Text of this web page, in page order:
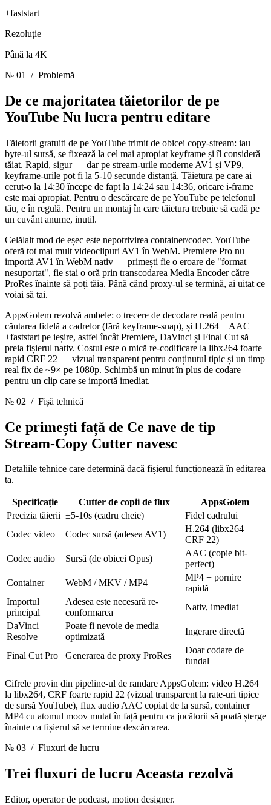
+faststart
Rezoluţie
Până la 4K
№ 01
/ Problemă
De ce majoritatea tăietorilor de pe
YouTube Nu lucra pentru editare
Tăietorii gratuiti de pe YouTube trimit de obicei copy-stream: iau
byte-ul sursă, se fixează la cel mai apropiat keyframe și îl consideră
tăiat. Rapid, sigur — dar pe stream-urile moderne AV1 și VP9,
keyframe-urile pot fi la 5-10 secunde distanță. Tăietura pe care ai
cerut-o la 14:30 începe de fapt la 14:24 sau 14:36, oricare i-frame
este mai apropiat. Pentru o descărcare de pe YouTube pe telefonul
tău, e în regulă. Pentru un montaj în care tăietura trebuie să cadă pe
un cuvânt anume, inutil.
Celălalt mod de eșec este nepotrivirea container/codec. YouTube
oferă tot mai mult videoclipuri AV1 în WebM. Premiere Pro nu
importă AV1 în WebM nativ — primești fie o eroare de "format
nesuportat", fie stai o oră prin transcodarea Media Encoder către
ProRes înainte să poți tăia. Până când proxy-ul se termină, ai uitat ce
voiai să tai.
AppsGolem rezolvă ambele: o trecere de decodare reală pentru
căutarea fidelă a cadrelor (fără keyframe-snap), și H.264 + AAC +
+faststart pe ieșire, astfel încât Premiere, DaVinci și Final Cut să
preia fișierul nativ. Costul este o mică re-codificare la libx264 foarte
rapid CRF 22 — vizual transparent pentru conținutul tipic și un timp
real fix de ~9× pe 1080p. Schimbă un minut în plus de codare
pentru un clip care se importă imediat.
№ 02 / Fișă tehnică
Ce primești față de Ce nave de tip
Stream-Copy Cutter navesc
Detaliile tehnice care determină dacă fișierul funcționează în editarea
ta.
Specificație Cutter de copii de flux
AppsGolem
Precizia tăierii ±5-10s (cadru cheie)
Fidel cadrului
Codec video
Codec sursă (adesea AV1)
H.264 (libx264
CRF 22)
Codec audio
Sursă (de obicei Opus)
AAC (copie bit-
perfect)
Container
WebM / MKV / MP4
MP4 + pornire
rapidă
Importul
principal
Adesea este necesară re-
conformarea
Nativ, imediat
DaVinci
Resolve
Poate fi nevoie de media
optimizată
Ingerare directă
Final Cut Pro Generarea de proxy ProRes
Doar codare de
fundal
Cifrele provin din pipeline-ul de randare AppsGolem: video H.264
la libx264, CRF foarte rapid 22 (vizual transparent la rate-uri tipice
de sursă YouTube), flux audio AAC copiat de la sursă, container
MP4 cu atomul moov mutat în față pentru ca jucătorii să poată șterge
înainte ca fișierul să se termine descărcarea.
№ 03 / Fluxuri de lucru
Trei fluxuri de lucruAceasta rezolvă
Editor, operator de podcast, motion designer.